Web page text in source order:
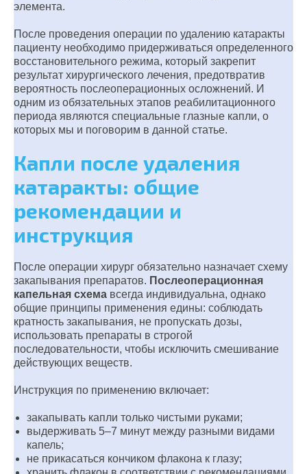
элемента.
После проведения операции по удалению катаракты
пациенту необходимо придерживаться определенного
восстановительного режима, который закрепит
результат хирургического лечения, предотвратив
вероятность послеоперационных осложнений. И
одним из обязательных этапов реабилитационного
периода являются специальные глазные капли, о
которых мы и поговорим в данной статье.
Капли после удаления
катаракты: общие
рекомендации и
инструкция
После операции хирург обязательно назначает схему
закапывания препаратов. Послеоперационная
капельная схема всегда индивидуальна, однако
общие принципы применения едины: соблюдать
кратность закапывания, не пропускать дозы,
использовать препараты в строгой
последовательности, чтобы исключить смешивание
действующих веществ.
Инструкция по применению включает:
закапывать капли только чистыми руками;
выдерживать 5–7 минут между разными видами
капель;
не прикасаться кончиком флакона к глазу;